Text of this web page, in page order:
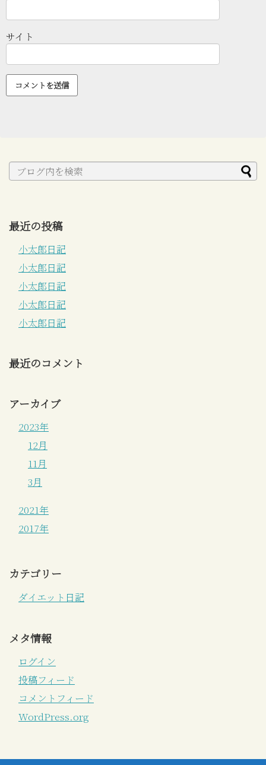
サイト
最近の投稿
小太郎日記
小太郎日記
小太郎日記
小太郎日記
小太郎日記
最近のコメント
アーカイブ
2023年
12月
11月
3月
2021年
2017年
カテゴリー
ダイエット日記
メタ情報
ログイン
投稿フィード
コメントフィード
WordPress.org